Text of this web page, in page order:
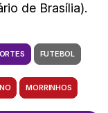
de Brasília).
FUTEBOL
MORRINHOS